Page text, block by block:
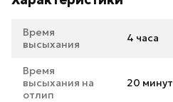
Время
высыхания
4 часа
Время
высыхания на
отлип
20 минут